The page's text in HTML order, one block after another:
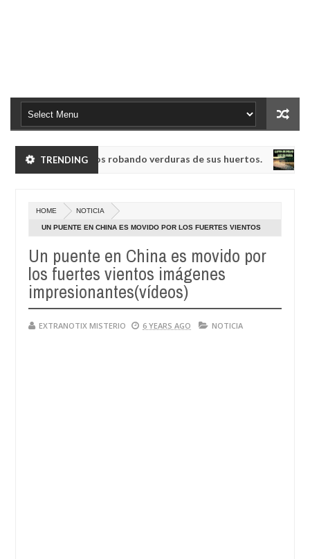
TRENDING
enanos robando verduras de sus huertos. NOTICIA
enanos robando verduras de sus huertos.
May
20250
76, conocida como la radio del fin del mundo volvió a emitir
HOME NOTICIA
UN PUENTE EN CHINA ES MOVIDO POR LOS FUERTES VIENTOS
Un puente en China es movido por
los fuertes vientos imágenes
impresionantes(vídeos)
EXTRANOTIX MISTERIO 6 YEARS AGO NOTICIA